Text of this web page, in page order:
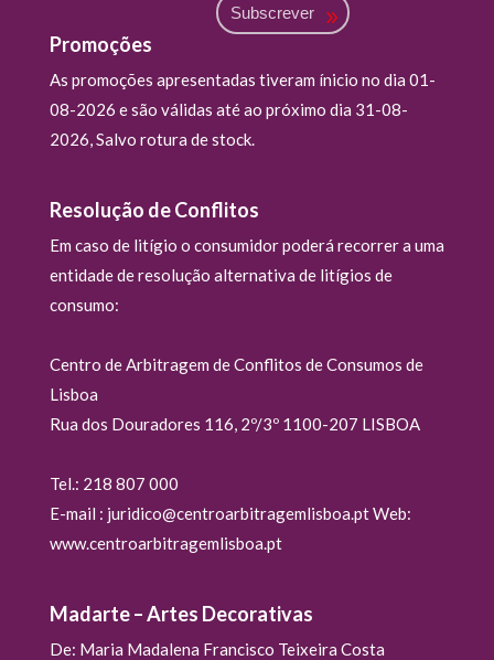
Subscrever
Promoções
As promoções apresentadas tiveram ínicio no dia 01-
08-2026 e são válidas até ao próximo dia 31-08-
2026, Salvo rotura de stock.
Resolução de Conflitos
Em caso de litígio o consumidor poderá recorrer a uma
entidade de resolução alternativa de litígios de
consumo:
Centro de Arbitragem de Conflitos de Consumos de
Lisboa
Rua dos Douradores 116, 2º/3º 1100-207 LISBOA
Tel.: 218 807 000
E-mail : juridico@centroarbitragemlisboa.pt Web:
www.centroarbitragemlisboa.pt
Madarte – Artes Decorativas
De: Maria Madalena Francisco Teixeira Costa